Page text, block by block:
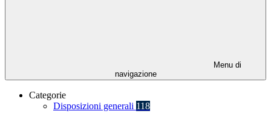
Menu di
navigazione
Categorie
Disposizioni generali 118